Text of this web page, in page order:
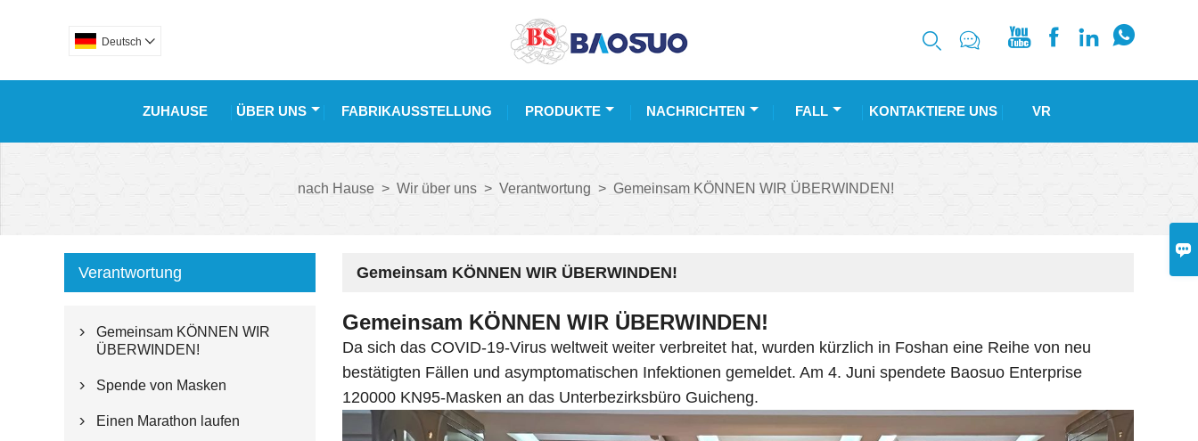

Deutsch       
ZUHAUSE ÜBER UNS FABRIKAUSSTELLUNG PRODUKTE NACHRICHTEN FALL KONTAKTIERE UNS VR
nach Hause > Wir über uns > Verantwortung > Gemeinsam KÖNNEN WIR ÜBERWINDEN!
Gemeinsam KÖNNEN WIR ÜBERWINDEN!
Gemeinsam KÖNNEN WIR ÜBERWINDEN!
Da sich das COVID-19-Virus weltweit weiter verbreitet hat, wurden kürzlich in Foshan eine Reihe von neu
bestätigten Fällen und asymptomatischen Infektionen gemeldet. Am 4. Juni spendete Baosuo Enterprise
120000 KN95-Masken an das Unterbezirksbüro Guicheng.
Verantwortung

Gemeinsam KÖNNEN WIR
ÜBERWINDEN!
 Spende von Masken
 Einen Marathon laufen